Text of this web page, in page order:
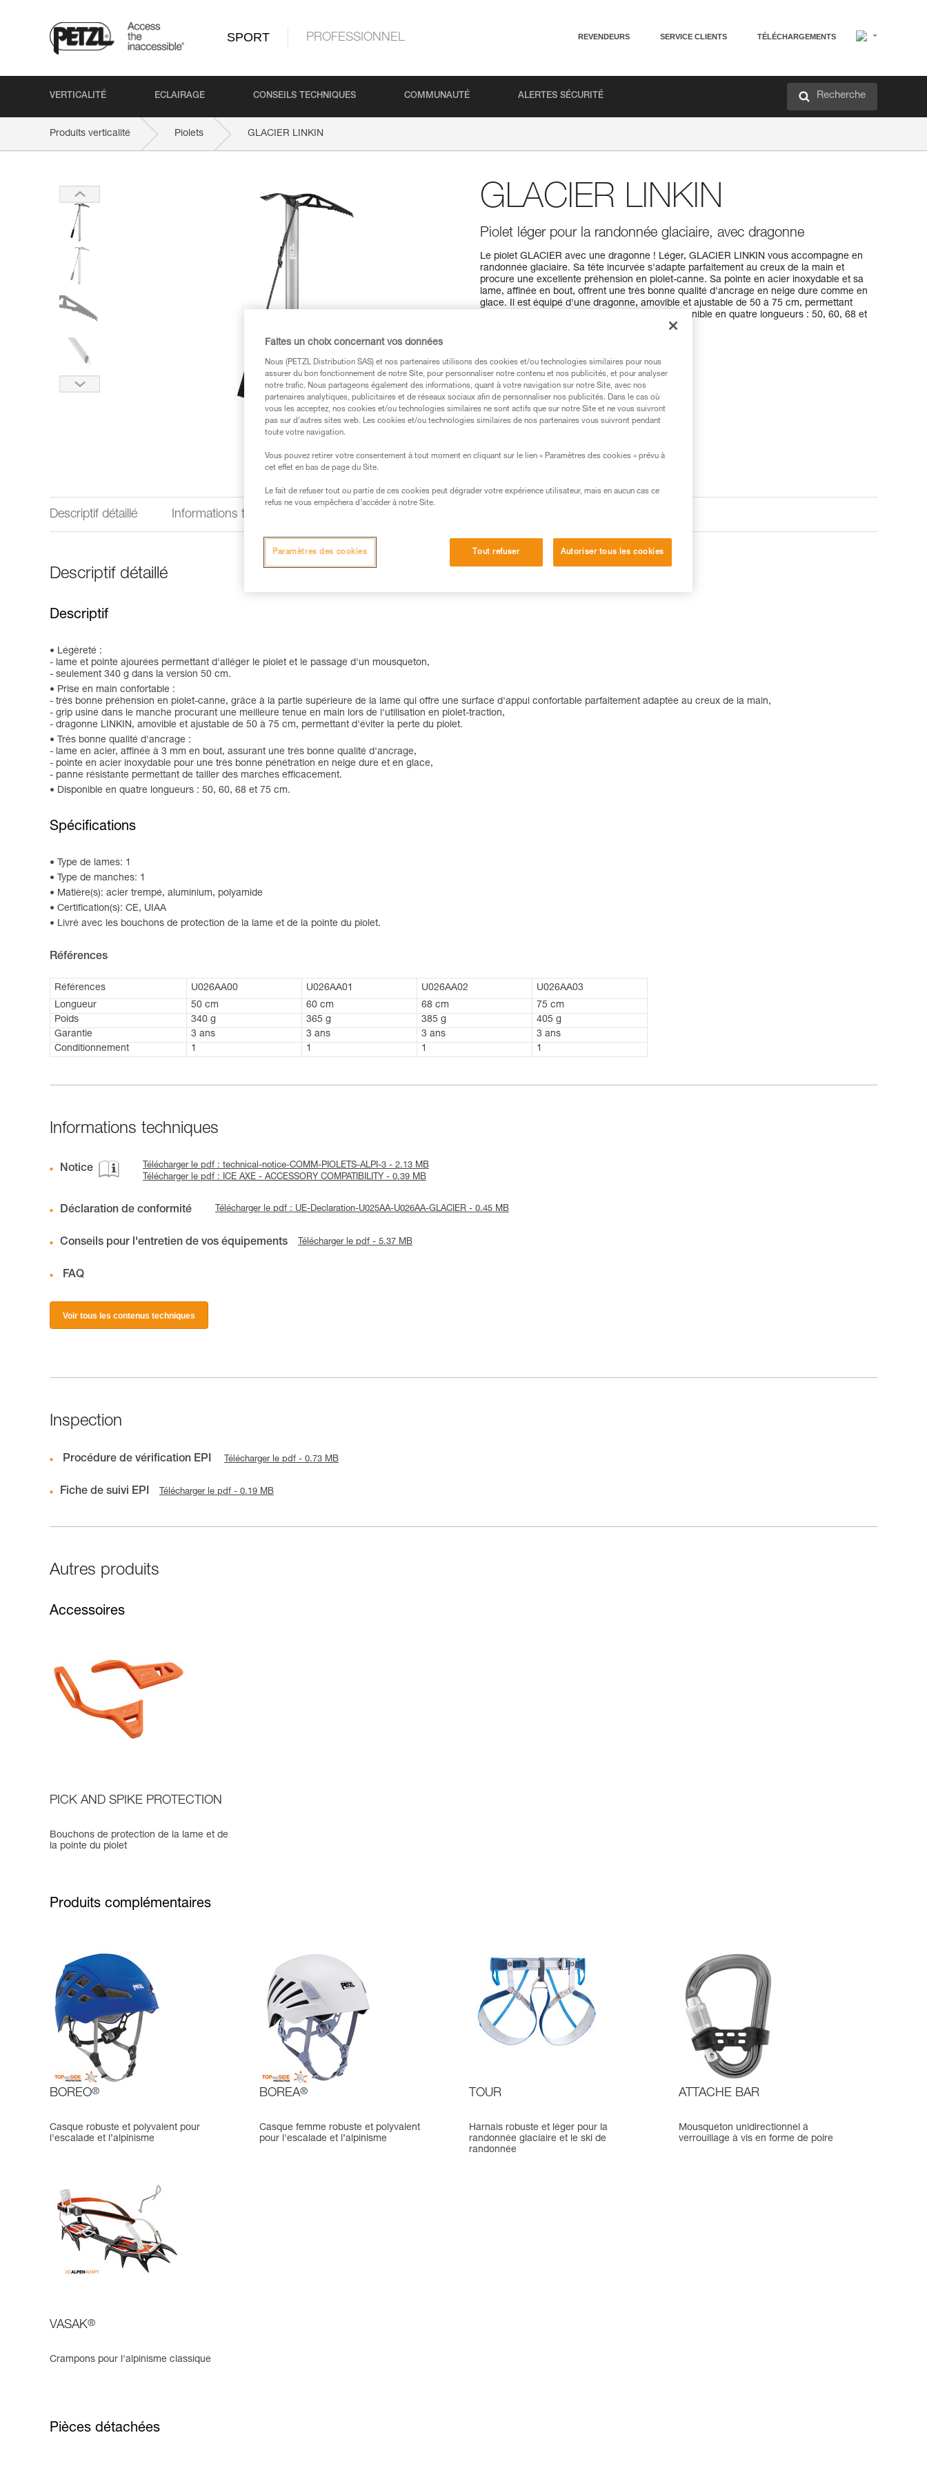
SPORT PROFESSIONNEL REVENDEURS SERVICE CLIENTS TÉLÉCHARGEMENTS
VERTICALITÉ ECLAIRAGE CONSEILS TECHNIQUES COMMUNAUTÉ ALERTES SÉCURITÉ Recherche
Produits verticalité Piolets GLACIER LINKIN
GLACIER LINKIN
Piolet léger pour la randonnée glaciaire, avec dragonne
Le piolet GLACIER avec une dragonne ! Léger, GLACIER LINKIN vous accompagne en
randonnée glaciaire. Sa tête incurvée s'adapte parfaitement au creux de la main et
procure une excellente préhension en piolet-canne. Sa pointe en acier inoxydable et sa
lame, affinée en bout, offrent une très bonne qualité d'ancrage en neige dure comme en
glace. Il est équipé d'une dragonne, amovible et ajustable de 50 à 75 cm, permettant
d'éviter de le perdre. GLACIER LINKIN est disponible en quatre longueurs : 50, 60, 68 et
Trouvez un revendeur
Descriptif détaillé Informations techniques
Descriptif détaillé
Descriptif
Légèreté :
- lame et pointe ajourées permettant d'alléger le piolet et le passage d'un mousqueton,
- seulement 340 g dans la version 50 cm.
Prise en main confortable :
- très bonne préhension en piolet-canne, grâce à la partie supérieure de la lame qui offre une surface d'appui confortable parfaitement adaptée au creux de la main,
- grip usiné dans le manche procurant une meilleure tenue en main lors de l'utilisation en piolet-traction,
- dragonne LINKIN, amovible et ajustable de 50 à 75 cm, permettant d'éviter la perte du piolet.
Très bonne qualité d'ancrage :
- lame en acier, affinée à 3 mm en bout, assurant une très bonne qualité d'ancrage,
- pointe en acier inoxydable pour une très bonne pénétration en neige dure et en glace,
- panne résistante permettant de tailler des marches efficacement.
Disponible en quatre longueurs : 50, 60, 68 et 75 cm.
Spécifications
Type de lames: 1
Type de manches: 1
Matière(s): acier trempé, aluminium, polyamide
Certification(s): CE, UIAA
Livré avec les bouchons de protection de la lame et de la pointe du piolet.
Références
Références U026AA00 U026AA01 U026AA02
U026AA03
Longueur
50 cm 60 cm 68 cm
75 cm
Poids
340 g 365 g 385 g
405 g
Garantie
3 ans 3 ans 3 ans
3 ans
Conditionnement
1 1 1 1
Informations techniques
Notice
Télécharger le pdf : technical-notice-COMM-PIOLETS-ALPI-3 - 2.13 MB
Télécharger le pdf : ICE AXE - ACCESSORY COMPATIBILITY - 0.39 MB
Déclaration de conformité Télécharger le pdf : UE-Declaration-U025AA-U026AA-GLACIER - 0.45 MB
Conseils pour l'entretien de vos équipements Télécharger le pdf - 5.37 MB
FAQ
Voir tous les contenus techniques
Inspection
Procédure de vérification EPI Télécharger le pdf - 0.73 MB
Fiche de suivi EPI Télécharger le pdf - 0.19 MB
Autres produits
Accessoires
PICK AND SPIKE PROTECTION
Bouchons de protection de la lame et de
la pointe du piolet
Produits complémentaires
BOREO®
Casque robuste et polyvalent pour
l'escalade et l’alpinisme
BOREA®
Casque femme robuste et polyvalent
pour l'escalade et l’alpinisme
TOUR
Harnais robuste et léger pour la
randonnée glaciaire et le ski de
randonnée
ATTACHE BAR
Mousqueton unidirectionnel à
verrouillage à vis en forme de poire
VASAK®
Crampons pour l'alpinisme classique
Pièces détachées
Faites un choix concernant vos données
Nous (PETZL Distribution SAS) et nos partenaires utilisons des cookies et/ou technologies similaires pour nous
assurer du bon fonctionnement de notre Site, pour personnaliser notre contenu et nos publicités, et pour analyser
notre trafic. Nous partageons également des informations, quant à votre navigation sur notre Site, avec nos
partenaires analytiques, publicitaires et de réseaux sociaux afin de personnaliser nos publicités. Dans le cas où
vous les acceptez, nos cookies et/ou technologies similaires ne sont actifs que sur notre Site et ne vous suivront
pas sur d’autres sites web. Les cookies et/ou technologies similaires de nos partenaires vous suivront pendant
toute votre navigation.
Vous pouvez retirer votre consentement à tout moment en cliquant sur le lien « Paramètres des cookies » prévu à
cet effet en bas de page du Site.
Le fait de refuser tout ou partie de ces cookies peut dégrader votre expérience utilisateur, mais en aucun cas ce
refus ne vous empêchera d’accéder à notre Site.
Tout refuser Autoriser tous les cookies
Paramètres des cookies